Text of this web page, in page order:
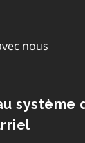
nous
système